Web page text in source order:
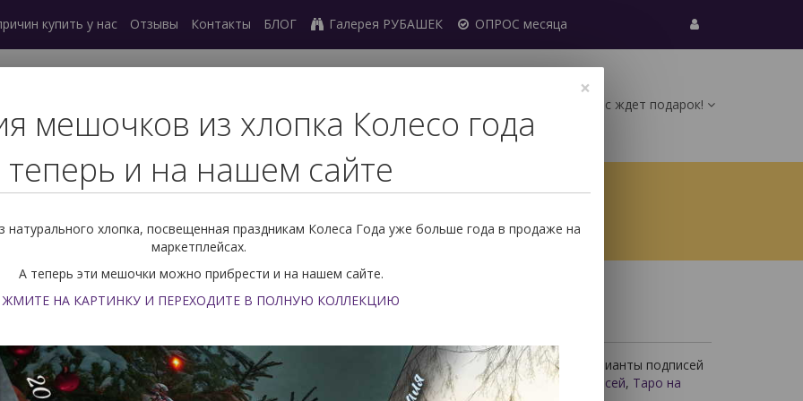
купить у нас Отзывы Контакты БЛОГ Галерея РУБАШЕК ОПРОС месяца
звонок
Вас ждет подарок!
для карт Скатерти Оракулы Маятники Метафорические карты (МАК)
Поиск по РУБАШКЕ
Карты Таро По языку
Таро на латыни
латыниинтересны как для коллекционеров, так и для любителей необычных колод. Другие варианты подписей
Таро:Таро на русском языке,Мультиязычное Таро на английском языке,Таро б ез подписей, Таро на
×
мешочков из хлопка Колесо года
теперь и на нашем сайте
хлопка, посвещенная праздникам Колеса Года уже больше года в продаже на
маркетплейсах.
А теперь эти мешочки можно прибрести и на нашем сайте.
ЖМИТЕ НА КАРТИНКУ И ПЕРЕХОДИТЕ В ПОЛНУЮ КОЛЛЕКЦИЮ